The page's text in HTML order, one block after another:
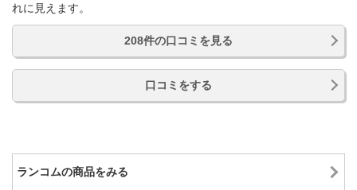
れに見えます。
208件の口コミを見る
口コミをする
ランコムの商品をみる